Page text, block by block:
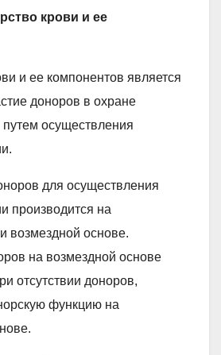
крови и ее
и ее компонентов является
доноров в охране
осуществления
для осуществления
производится на
возмездной основе.
на возмездной основе
отсутствии доноров,
функцию на